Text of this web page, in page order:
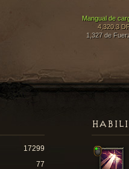
Mangual de
4,320.3
1,327 de
17299
77